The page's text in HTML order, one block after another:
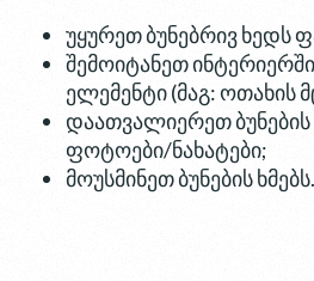
უყურეთ ბუნებრივ ხედს
შემოიტანეთ ინტერიერში
ელემენტი (მაგ: ოთახის
დაათვალიერეთ ბუნების
ფოტოები/ნახატები;
მოუსმინეთ ბუნების ხმებს.